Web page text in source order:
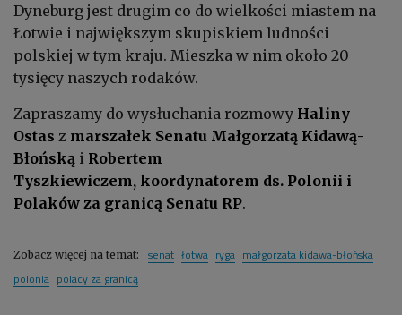
Dyneburg jest drugim co do wielkości miastem na
Łotwie i największym skupiskiem ludności
polskiej w tym kraju. Mieszka w nim około 20
tysięcy naszych rodaków.
Zapraszamy do wysłuchania rozmowy Haliny
Ostas z marszałek Senatu Małgorzatą Kidawą-
Błońską i Robertem
Tyszkiewiczem, koordynatorem ds. Polonii i
Polaków za granicą Senatu RP.
Zobacz więcej na temat: senat łotwa ryga małgorzata kidawa-błońska
polonia polacy za granicą